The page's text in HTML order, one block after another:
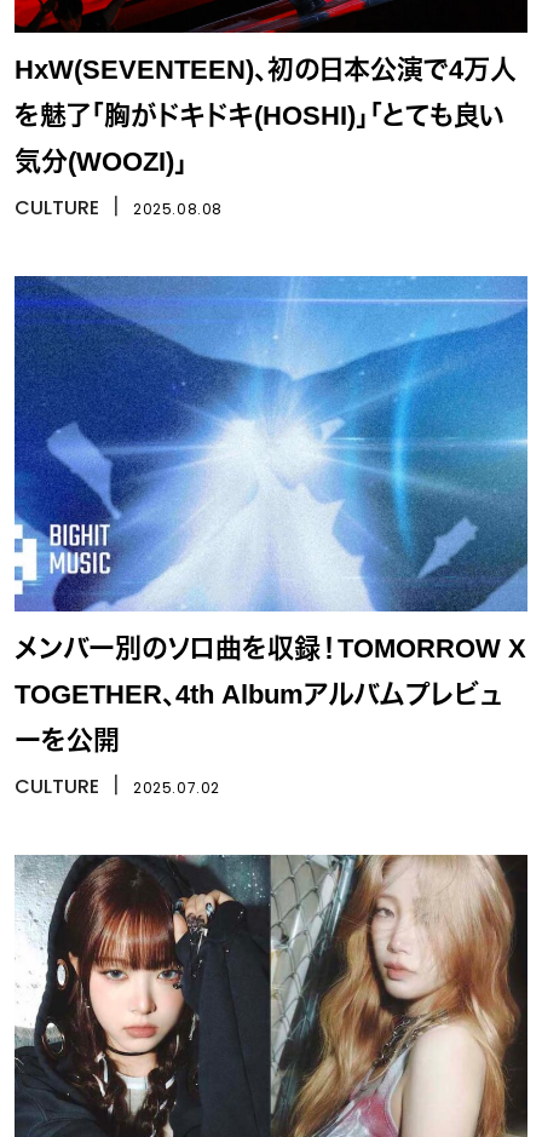
HxW(SEVENTEEN)、初の日本公演で4万人
を魅了「胸がドキドキ(HOSHI)」「とても良い
気分(WOOZI)」
CULTURE 2025.08.08
メンバー別のソロ曲を収録！TOMORROW X
TOGETHER、4th Albumアルバムプレビュ
ーを公開
CULTURE 2025.07.02